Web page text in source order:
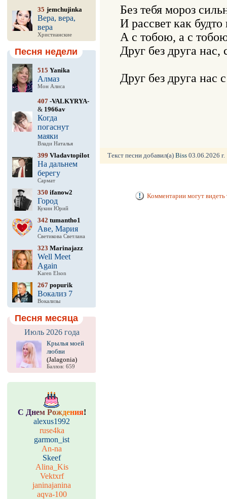
35 jemchujinka
Вера, вера,
вера
Христианские
Песня недели
515 Yanika
Алмаз
Мон Алиса
407-VALKYRYA-
& 1966av
Когда
погаснут
маяки
Влади Наталья
399 Vladavtopilot
На дальнем
берегу
Сармат
350 ifanow2
Город
Кукин Юрий
342 tumantho1
Аве, Мария
Светикова Светлана
323 Marinajazz
Well Meet
Again
Karen Elson
267popurik
Вокализ 7
Вокализы
Песня месяца
Июль 2026 года
Крылья моей
любви
(Jalagonia)
Баллов: 659
С Днем Рождения!
alexus1992
ruse4ka
garmon_ist
An-na
Skeef
Alina_Kis
Vektxrf
janinajanina
aqva-100
Без тебя мороз
И рассвет как будто
А с тобою, а с
Друг без друга нас,
Друг без друга нас
Текст песни добавил(а) Biss03.06.2026 г.
Комментарии могут видеть